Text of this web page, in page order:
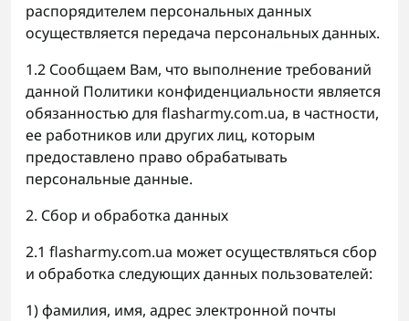
распорядителем персональных данных
осуществляется передача персональных данных.
1.2 Сообщаем Вам, что выполнение требований
данной Политики конфиденциальности является
обязанностью для flasharmy.com.ua, в частности,
ее работников или других лиц, которым
предоставлено право обрабатывать
персональные данные.
2. Сбор и обработка данных
2.1 flasharmy.com.ua может осуществляться сбор
и обработка следующих данных пользователей:
1) фамилия, имя, адрес электронной почты